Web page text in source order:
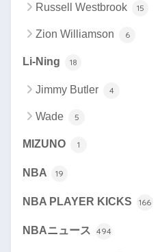
Russell Westbrook 15
Zion Williamson 6
Li-Ning 18
Jimmy Butler 4
Wade 5
MIZUNO 1
NBA 19
NBA PLAYER KICKS 166
NBAニュース 494